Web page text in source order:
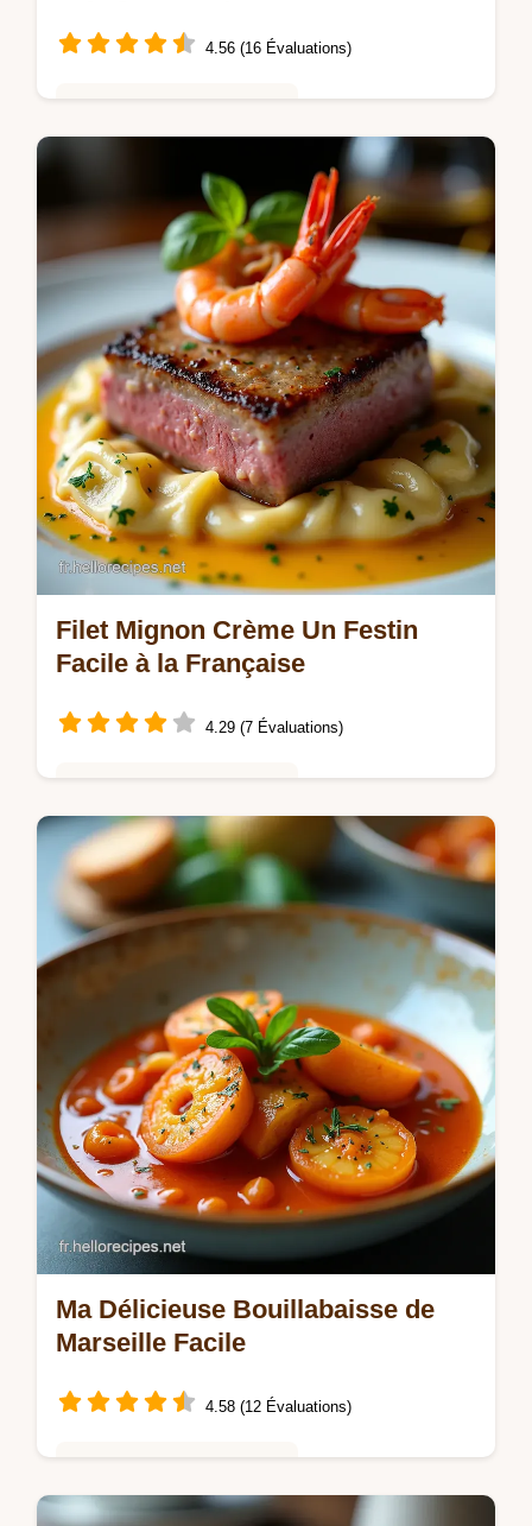
4.56 (16 Évaluations)
Envie dune Soupe De Lentilles Lait De
Coco qui vous transporte Cette recette
facile aux épices réchauffe le corps et lâme
Un vrai délice à découvrir
Filet Mignon Crème Un Festin
Facile à la Française
4.29 (7 Évaluations)
Filet Mignon avec Sauce Crème homard et
crevettes Luxe abordable Recette facile et
festive pour un dîner inoubliable Le secret
Ingrédients frais Découvrez
Ma Délicieuse Bouillabaisse de
Marseille Facile
4.58 (12 Évaluations)
Envie dune Délicieuse Bouillabaisse de